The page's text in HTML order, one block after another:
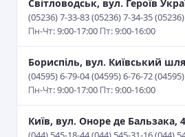
Світловодськ, вул. Героїв
(05236) 7-33-83 (05236) 7-34-35
Пн-Чт: 9:00-17:00 Пт: 9:00-16:00
Бориспіль, вул. Київський
(04595) 6-79-04 (04595) 6-76-72
Пн-Чт: 9:00-17:00 Пт: 9:00-16:00
Київ, вул. Оноре де Бальзака,